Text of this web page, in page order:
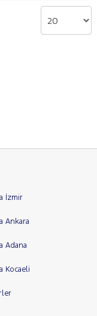
İzmir
Ankara
Adana
Kocaeli